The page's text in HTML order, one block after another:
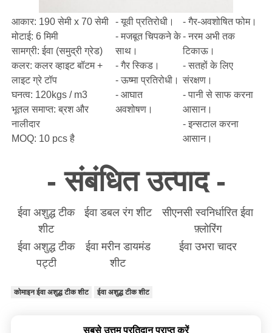
आकार: 190 सेमी x 70 सेमी
मोटाई: 6 मिमी
सामग्री: ईवा (समुद्री ग्रेड)
कलर: कलर व्हाइट बॉटम +
लाइट ग्रे टॉप
घनत्व: 120kgs / m3
भूतल समाप्त: ब्रश और
नालीदार
MOQ: 10 pcs है
- यूवी प्रतिरोधी।
- मजबूत चिपकने के
साथ।
- गैर स्किड।
- ऊष्मा प्रतिरोधी।
- आघात
अवशोषण।
- गैर-अवशोषित फोम।
- नरम अभी तक
टिकाऊ।
- सतहों के लिए
संरक्षण।
- पानी से साफ करना
आसान।
- इन्सटाल करना
आसान।
- संबंधित उत्पाद -
ईवा अशुद्ध टीक
शीट
ईवा डबल रंग शीट
सीएनसी स्वनिर्धारित ईवा
फ़्लोरिंग
ईवा अशुद्ध टीक
पट्टी
ईवा मरीन डायमंड
शीट
ईवा उभरा चादर
कोमाइन ईवा अशुद्ध टीक शीट ईवा अशुद्ध टीक शीट
सबसे उत्तम प्रतिदान प्राप्त करें